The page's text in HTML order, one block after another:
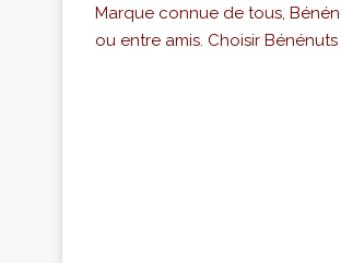
Marque connue de tous,
ou entre amis. Choisir